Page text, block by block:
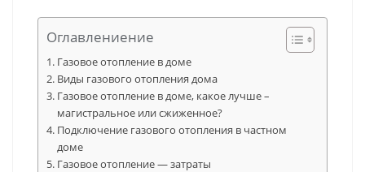
Оглавлениение
Газовое отопление в доме
Виды газового отопления дома
Газовое отопление в доме, какое лучше –
магистральное или сжиженное?
Подключение газового отопления в частном
доме
Газовое отопление — затраты